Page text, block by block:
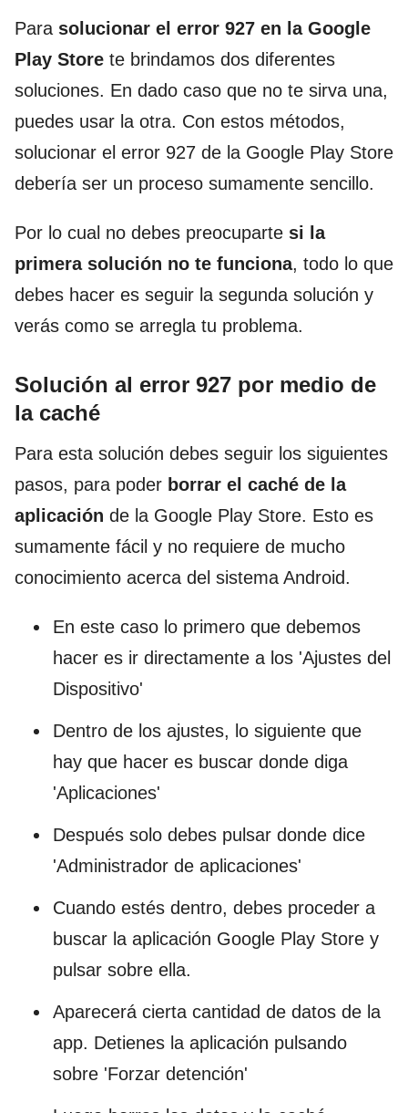
Para solucionar el error 927 en la Google
Play Store te brindamos dos diferentes
soluciones. En dado caso que no te sirva una,
puedes usar la otra. Con estos métodos,
solucionar el error 927 de la Google Play Store
debería ser un proceso sumamente sencillo.
Por lo cual no debes preocuparte si la
primera solución no te funciona, todo lo que
debes hacer es seguir la segunda solución y
verás como se arregla tu problema.
Solución al error 927 por medio de
la caché
Para esta solución debes seguir los siguientes
pasos, para poder borrar el caché de la
aplicación de la Google Play Store. Esto es
sumamente fácil y no requiere de mucho
conocimiento acerca del sistema Android.
En este caso lo primero que debemos
hacer es ir directamente a los 'Ajustes del
Dispositivo'
Dentro de los ajustes, lo siguiente que
hay que hacer es buscar donde diga
'Aplicaciones'
Después solo debes pulsar donde dice
'Administrador de aplicaciones'
Cuando estés dentro, debes proceder a
buscar la aplicación Google Play Store y
pulsar sobre ella.
Aparecerá cierta cantidad de datos de la
app. Detienes la aplicación pulsando
sobre 'Forzar detención'